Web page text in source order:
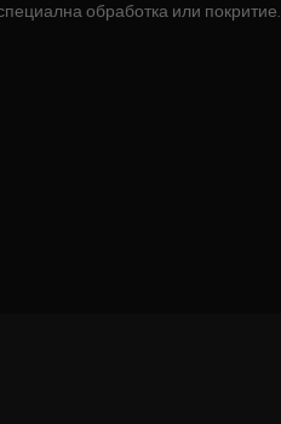
обработка или покритие.